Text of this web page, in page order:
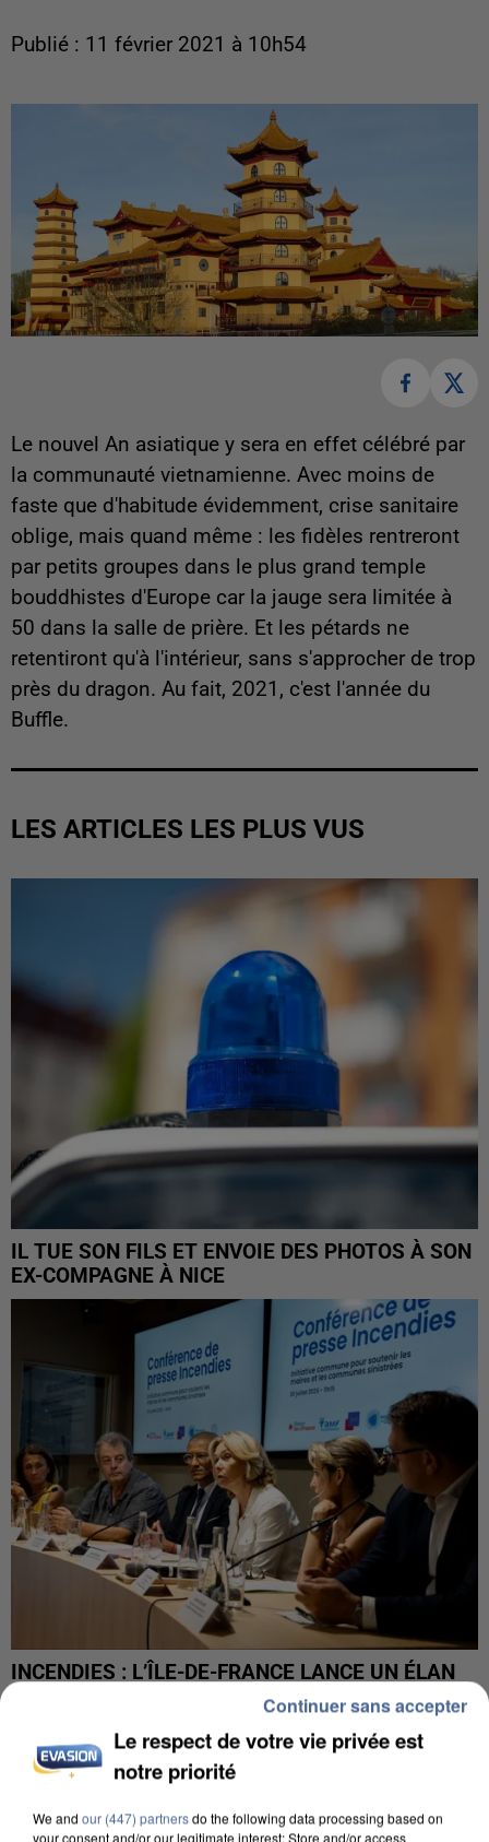
Publié : 11 février 2021 à 10h54
Le nouvel An asiatique y sera en effet célébré par
la communauté vietnamienne. Avec moins de
faste que d'habitude évidemment, crise sanitaire
oblige, mais quand même : les fidèles rentreront
par petits groupes dans le plus grand temple
bouddhistes d'Europe car la jauge sera limitée à
50 dans la salle de prière. Et les pétards ne
retentiront qu'à l'intérieur, sans s'approcher de trop
près du dragon. Au fait, 2021, c'est l'année du
Buffle.
LES ARTICLES LES PLUS VUS
IL TUE SON FILS ET ENVOIE DES PHOTOS À SON
EX-COMPAGNE À NICE
INCENDIES : L’ÎLE-DE-FRANCE LANCE UN ÉLAN
DE SOLIDARITÉ AVEC LES...
Le respect de votre vie privée est
notre priorité
We and our (447) partnersdo the following data processing based on
your consent and/or our legitimate interest: Store and/or access
Continuer sans accepter